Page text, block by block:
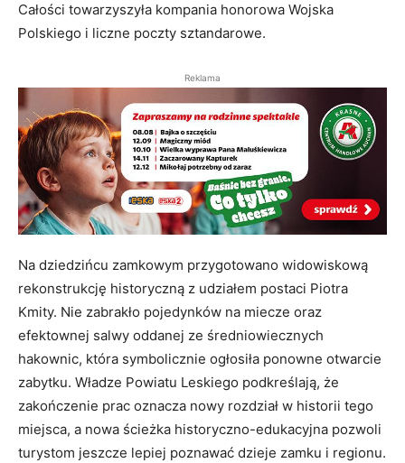
Całości towarzyszyła kompania honorowa Wojska
Polskiego i liczne poczty sztandarowe.
Reklama
Na dziedzińcu zamkowym przygotowano widowiskową
rekonstrukcję historyczną z udziałem postaci Piotra
Kmity. Nie zabrakło pojedynków na miecze oraz
efektownej salwy oddanej ze średniowiecznych
hakownic, która symbolicznie ogłosiła ponowne otwarcie
zabytku. Władze Powiatu Leskiego podkreślają, że
zakończenie prac oznacza nowy rozdział w historii tego
miejsca, a nowa ścieżka historyczno-edukacyjna pozwoli
turystom jeszcze lepiej poznawać dzieje zamku i regionu.